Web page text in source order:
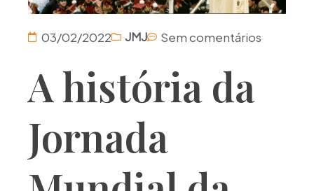
03/02/2022 JMJ Sem comentários
A história da
Jornada